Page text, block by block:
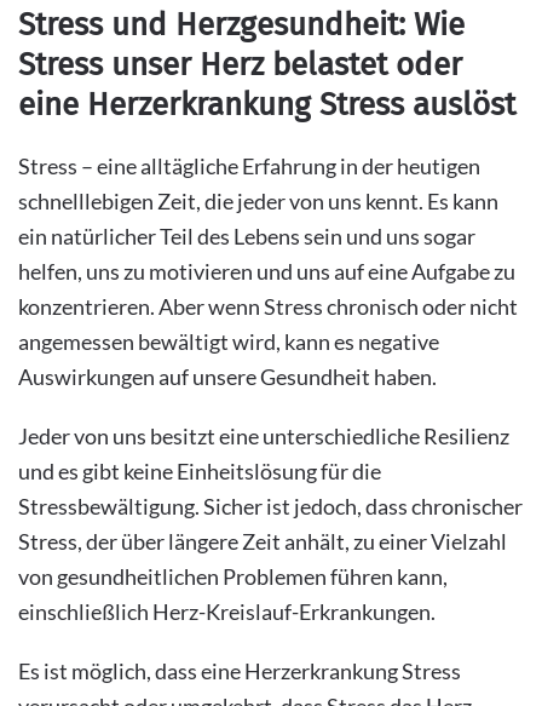
Stress und Herzgesundheit: Wie
Stress unser Herz belastet oder
eine Herzerkrankung Stress auslöst
Stress – eine alltägliche Erfahrung in der heutigen
schnelllebigen Zeit, die jeder von uns kennt. Es kann
ein natürlicher Teil des Lebens sein und uns sogar
helfen, uns zu motivieren und uns auf eine Aufgabe zu
konzentrieren. Aber wenn Stress chronisch oder nicht
angemessen bewältigt wird, kann es negative
Auswirkungen auf unsere Gesundheit haben.
Jeder von uns besitzt eine unterschiedliche Resilienz
und es gibt keine Einheitslösung für die
Stressbewältigung. Sicher ist jedoch, dass chronischer
Stress, der über längere Zeit anhält, zu einer Vielzahl
von gesundheitlichen Problemen führen kann,
einschließlich Herz-Kreislauf-Erkrankungen.
Es ist möglich, dass eine Herzerkrankung Stress